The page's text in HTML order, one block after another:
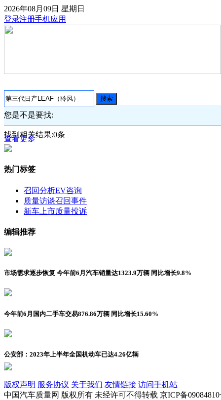
2026年08月09日 星期日
登录注册手机应用
搜索
您是不是要找:
找到相关结果:0条
查看更多
热门标签
召回分析EV咨询
质量访谈召回事件
新车上市质量投诉
编辑推荐
市场需求逐步恢复 今年前6月汽车销量达1323.9万辆 同比增长9.8%
今年前6月国内二手车交易876.86万辆 同比增长15.60%
公安部：2023年上半年全国机动车已达4.26亿辆
版权声明 服务协议 关于我们 友情链接 访问手机站
中国汽车质量网 版权所有 未经许可不得转载 京ICP备09084810